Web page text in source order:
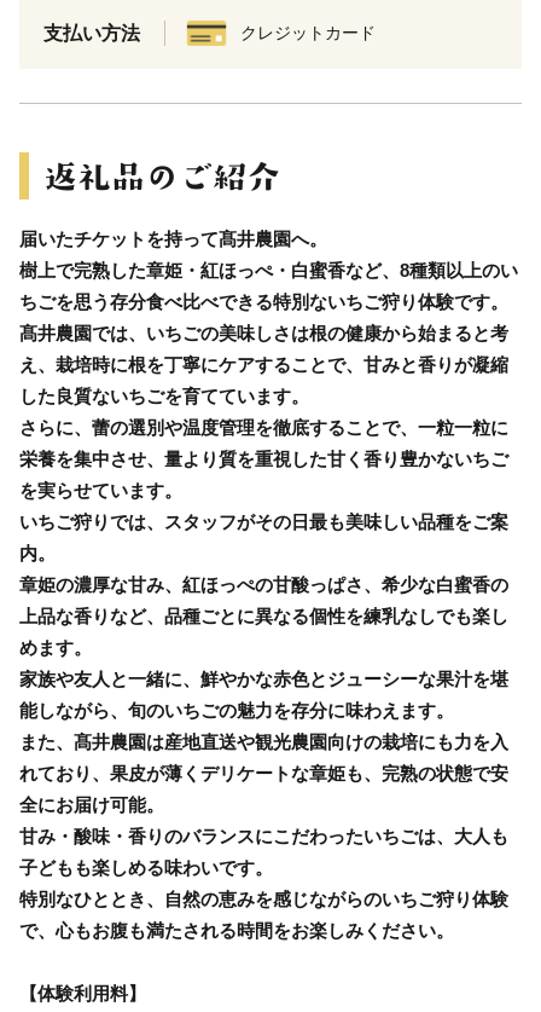
支払い方法 クレジットカード
届いたチケットを持って髙井農園へ。
樹上で完熟した章姫・紅ほっぺ・白蜜香など、8種類以上のい
ちごを思う存分食べ比べできる特別ないちご狩り体験です。
髙井農園では、いちごの美味しさは根の健康から始まると考
え、栽培時に根を丁寧にケアすることで、甘みと香りが凝縮
した良質ないちごを育てています。
さらに、蕾の選別や温度管理を徹底することで、一粒一粒に
栄養を集中させ、量より質を重視した甘く香り豊かないちご
を実らせています。
いちご狩りでは、スタッフがその日最も美味しい品種をご案
内。
章姫の濃厚な甘み、紅ほっぺの甘酸っぱさ、希少な白蜜香の
上品な香りなど、品種ごとに異なる個性を練乳なしでも楽し
めます。
家族や友人と一緒に、鮮やかな赤色とジューシーな果汁を堪
能しながら、旬のいちごの魅力を存分に味わえます。
また、髙井農園は産地直送や観光農園向けの栽培にも力を入
れており、果皮が薄くデリケートな章姫も、完熟の状態で安
全にお届け可能。
甘み・酸味・香りのバランスにこだわったいちごは、大人も
子どもも楽しめる味わいです。
特別なひととき、自然の恵みを感じながらのいちご狩り体験
で、心もお腹も満たされる時間をお楽しみください。
【体験利用料】